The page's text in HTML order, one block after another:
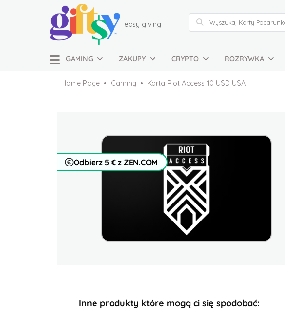
easy giving
GAMING ZAKUPY CRYPTO ROZRYWKA
Home Page Gaming Karta Riot Access 10 USD USA
Odbierz 5 € z ZEN.COM
Inne produkty które mogą ci się spodobać: